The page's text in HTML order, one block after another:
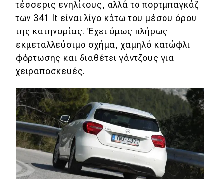
τέσσερις ενηλίκους, αλλά το πορτμπαγκάζ
των 341 lt είναι λίγο κάτω του μέσου όρου
της κατηγορίας. Έχει όμως πλήρως
εκμεταλλεύσιμο σχήμα, χαμηλό κατώφλι
φόρτωσης και διαθέτει γάντζους για
χειραποσκευές.